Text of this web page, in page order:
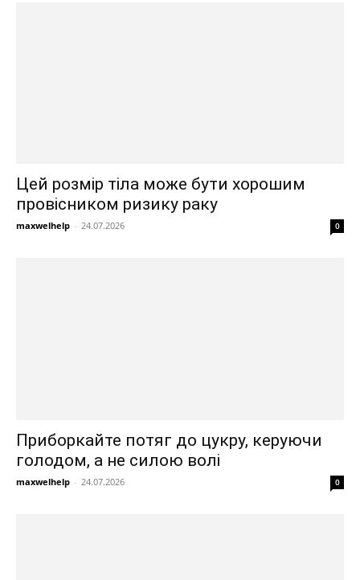
Цей розмір тіла може бути хорошим
провісником ризику раку
maxwelhelp - 24.07.2026 0
Приборкайте потяг до цукру, керуючи
голодом, а не силою волі
maxwelhelp - 24.07.2026 0